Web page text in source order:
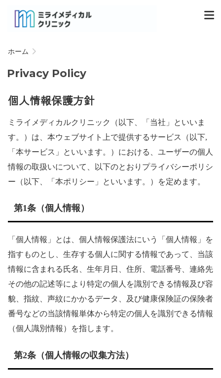
ホーム
Privacy Policy
個人情報保護方針
ミライメディカルクリニック（以下、「当社」といいま
す。）は、本ウェブサイト上で提供するサービス（以下,
「本サービス」といいます。）における、ユーザーの個人
情報の取扱いについて、以下のとおりプライバシーポリシ
ー（以下、「本ポリシー」といいます。）を定めます。
第1条（個人情報）
「個人情報」とは、個人情報保護法にいう「個人情報」を
指すものとし、生存する個人に関する情報であって、当該
情報に含まれる氏名、生年月日、住所、電話番号、連絡先
その他の記述等により特定の個人を識別できる情報及び容
貌、指紋、声紋にかかるデータ、及び健康保険証の保険者
番号などの当該情報単体から特定の個人を識別できる情報
（個人識別情報）を指します。
第2条（個人情報の収集方法）